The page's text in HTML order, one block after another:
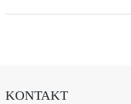
KONTAKT